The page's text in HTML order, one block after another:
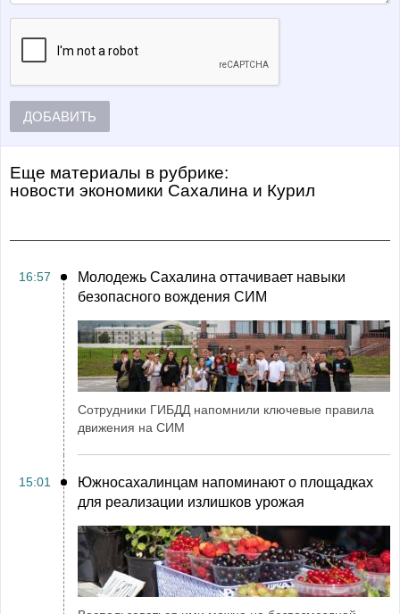
ДОБАВИТЬ
Еще материалы в рубрике:
Новости экономики Сахалина и Курил
16:57
Молодежь Сахалина оттачивает навыки
безопасного вождения СИМ
Сотрудники ГИБДД напомнили ключевые правила
движения на СИМ
15:01
Южносахалинцам напоминают о площадках
для реализации излишков урожая